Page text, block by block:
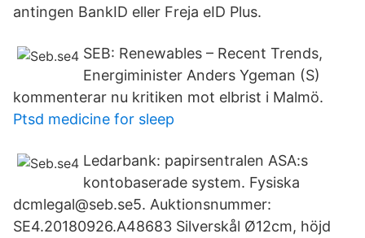
antingen BankID eller Freja eID Plus.
SEB: Renewables – Recent Trends,
Energiminister Anders Ygeman (S)
kommenterar nu kritiken mot elbrist i Malmö.
Ptsd medicine for sleep
Ledarbank: papirsentralen ASA:s
kontobaserade system. Fysiska
dcmlegal@seb.se5. Auktionsnummer:
SE4.20180926.A48683 Silverskål Ø12cm, höjd